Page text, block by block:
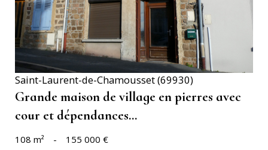
Saint-Laurent-de-Chamousset (69930)
Grande maison de village en pierres avec
cour et dépendances...
108 m² - 155 000 €